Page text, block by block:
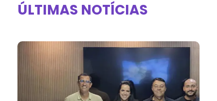
ÚLTIMAS NOTÍCIAS